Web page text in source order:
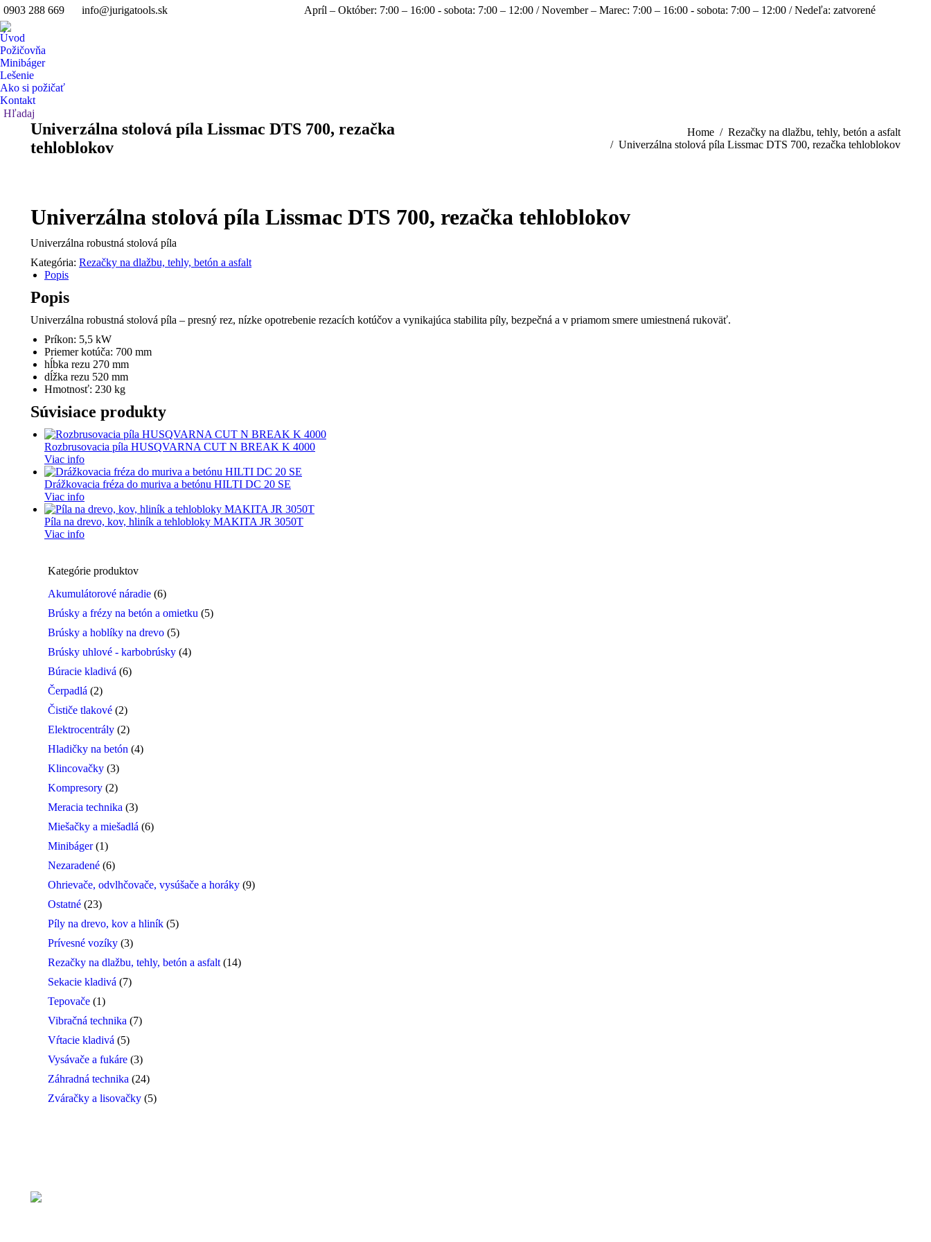
0903 288 669 info@jurigatools.sk Apríl – Október: 7:00 – 16:00 - sobota: 7:00 – 12:00 / November – Marec: 7:00 – 16:00 - sobota: 7:00 – 12:00 / Nedeľa: zatvorené
Úvod
Požičovňa
Minibáger
Lešenie
Ako si požičať
Kontakt
Search:
Hľadaj
Univerzálna stolová píla Lissmac DTS 700, rezačka
tehloblokov
Home
Rezačky na dlažbu, tehly, betón a asfalt
Univerzálna stolová píla Lissmac DTS 700, rezačka tehloblokov
Univerzálna stolová píla Lissmac DTS 700, rezačka tehloblokov
Univerzálna robustná stolová píla
Kategória: Rezačky na dlažbu, tehly, betón a asfalt
Popis
Popis
Univerzálna robustná stolová píla – presný rez, nízke opotrebenie rezacích kotúčov a vynikajúca stabilita píly, bezpečná a v priamom smere umiestnená rukoväť.
Príkon: 5,5 kW
Priemer kotúča: 700 mm
hĺbka rezu 270 mm
dĺžka rezu 520 mm
Hmotnosť: 230 kg
Súvisiace produkty
Rozbrusovacia píla HUSQVARNA CUT N BREAK K 4000
Viac info
Drážkovacia fréza do muriva a betónu HILTI DC 20 SE
Viac info
Píla na drevo, kov, hliník a tehlobloky MAKITA JR 3050T
Viac info
Kategórie produktov
Akumulátorové náradie (6)
Brúsky a frézy na betón a omietku (5)
Brúsky a hoblíky na drevo (5)
Brúsky uhlové - karbobrúsky (4)
Búracie kladivá (6)
Čerpadlá (2)
Čističe tlakové (2)
Elektrocentrály (2)
Hladičky na betón (4)
Klincovačky (3)
Kompresory (2)
Meracia technika (3)
Miešačky a miešadlá (6)
Minibáger (1)
Nezaradené (6)
Ohrievače, odvlhčovače, vysúšače a horáky (9)
Ostatné (23)
Píly na drevo, kov a hliník (5)
Prívesné vozíky (3)
Rezačky na dlažbu, tehly, betón a asfalt (14)
Sekacie kladivá (7)
Tepovače (1)
Vibračná technika (7)
Vŕtacie kladivá (5)
Vysávače a fukáre (3)
Záhradná technika (24)
Zváračky a lisovačky (5)